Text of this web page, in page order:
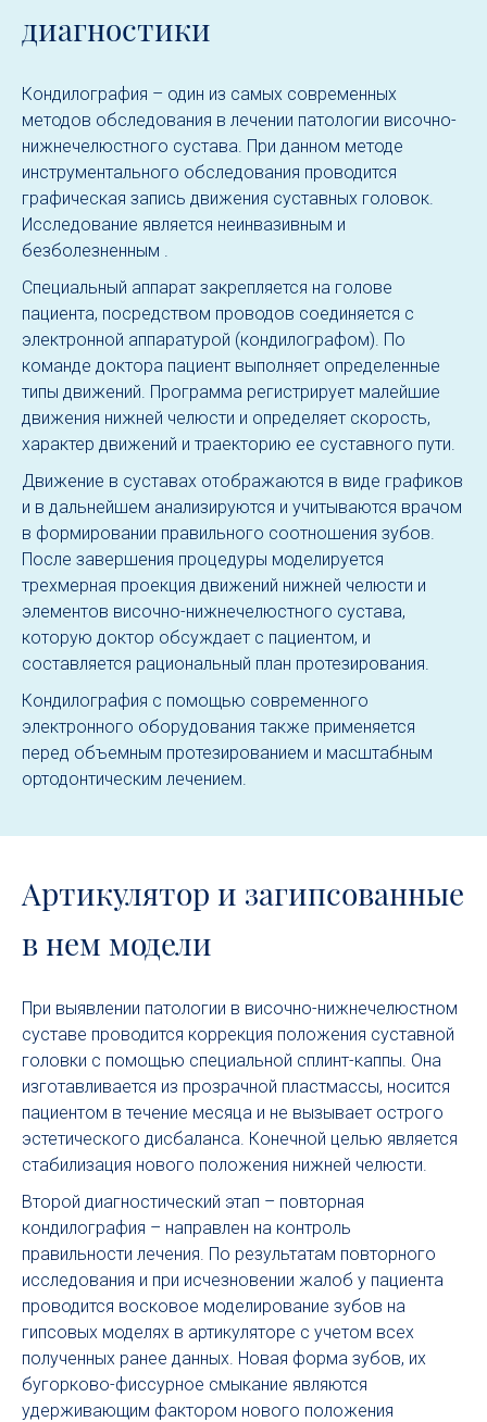
диагностики
Кондилография – один из самых современных
методов обследования в лечении патологии височно-
нижнечелюстного сустава. При данном методе
инструментального обследования проводится
графическая запись движения суставных головок.
Исследование является неинвазивным и
безболезненным .
Специальный аппарат закрепляется на голове
пациента, посредством проводов соединяется с
электронной аппаратурой (кондилографом). По
команде доктора пациент выполняет определенные
типы движений. Программа регистрирует малейшие
движения нижней челюсти и определяет скорость,
характер движений и траекторию ее суставного пути.
Движение в суставах отображаются в виде графиков
и в дальнейшем анализируются и учитываются врачом
в формировании правильного соотношения зубов.
После завершения процедуры моделируется
трехмерная проекция движений нижней челюсти и
элементов височно-нижнечелюстного сустава,
которую доктор обсуждает с пациентом, и
составляется рациональный план протезирования.
Кондилография с помощью современного
электронного оборудования также применяется
перед объемным протезированием и масштабным
ортодонтическим лечением.
Артикулятор и загипсованные
в нем модели
При выявлении патологии в височно-нижнечелюстном
суставе проводится коррекция положения суставной
головки с помощью специальной сплинт-каппы. Она
изготавливается из прозрачной пластмассы, носится
пациентом в течение месяца и не вызывает острого
эстетического дисбаланса. Конечной целью является
стабилизация нового положения нижней челюсти.
Второй диагностический этап – повторная
кондилография – направлен на контроль
правильности лечения. По результатам повторного
исследования и при исчезновении жалоб у пациента
проводится восковое моделирование зубов на
гипсовых моделях в артикуляторе с учетом всех
полученных ранее данных. Новая форма зубов, их
бугорково-фиссурное смыкание являются
удерживающим фактором нового положения